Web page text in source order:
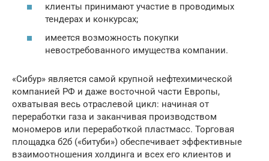
клиенты принимают участие в проводимых
тендерах и конкурсах;
имеется возможность покупки
невостребованного имущества компании.
«Сибур» является самой крупной нефтехимической
компанией РФ и даже восточной части Европы,
охватывая весь отраслевой цикл: начиная от
переработки газа и заканчивая производством
мономеров или переработкой пластмасс. Торговая
площадка б2б («битуби») обеспечивает эффективные
взаимоотношения холдинга и всех его клиентов и